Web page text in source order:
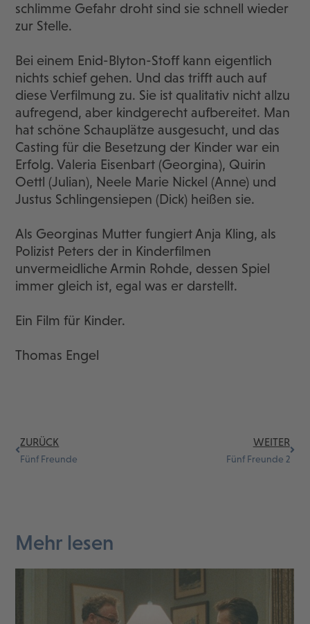
schlimme Gefahr droht sind sie schnell wieder
zur Stelle.
Bei einem Enid-Blyton-Stoff kann eigentlich
nichts schief gehen. Und das trifft auch auf
diese Verfilmung zu. Sie ist qualitativ nicht allzu
aufregend, aber kindgerecht aufbereitet. Man
hat schöne Schauplätze ausgesucht, und das
Casting für die Besetzung der Kinder war ein
Erfolg. Valeria Eisenbart (Georgina), Quirin
Oettl (Julian), Neele Marie Nickel (Anne) und
Justus Schlingensiepen (Dick) heißen sie.
Als Georginas Mutter fungiert Anja Kling, als
Polizist Peters der in Kinderfilmen
unvermeidliche Armin Rohde, dessen Spiel
immer gleich ist, egal was er darstellt.
Ein Film für Kinder.
Thomas Engel
ZURÜCK
Fünf Freunde
WEITER
Fünf Freunde 2
Mehr lesen